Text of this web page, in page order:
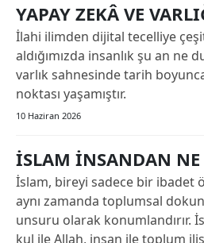
YAPAY ZEKÂ VE
İlahi ilimden dijital tecelliye
aldığımızda insanlık şu an ne
varlık sahnesinde tarih
noktası yaşamıştır.
10 Haziran 2026
İSLAM İNSANDAN NE
İslam, bireyi sadece bir ibadet
aynı zamanda toplumsal
unsuru olarak konumlandırır.
kul ile Allah, insan ile toplum